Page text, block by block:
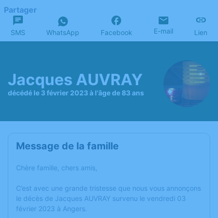
Partager
SMS WhatsApp Facebook E-mail Lien
Jacques AUVRAY
décédé le 3 février 2023 à l'âge de 83 ans
Message de la famille
Chère famille, chers amis,
C’est avec une grande tristesse que nous vous annonçons
le décès de Jacques AUVRAY survenu le vendredi 03
février 2023 à Angers.